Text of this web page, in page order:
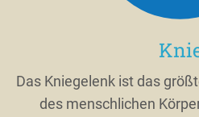
Das Kniegelenk ist das
des menschlichen